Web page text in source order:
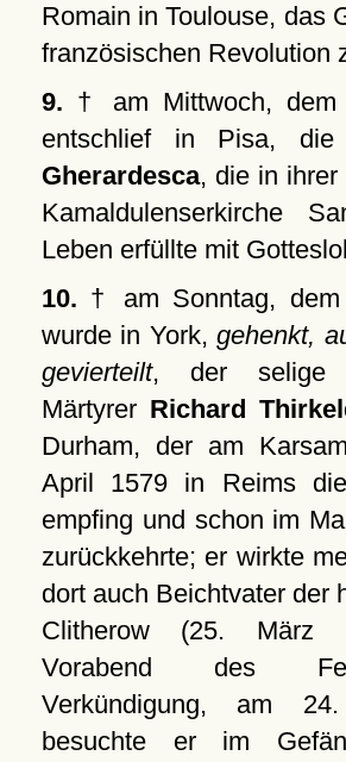
Romain in Toulouse, das
französischen Revolution
9. † am Mittwoch, dem
entschlief in Pisa, die
Gherardesca, die in ihrer
Kamaldulenserkirche
Leben erfüllte mit
10. † am Sonntag,
wurde in York,gehenkt,
gevierteilt, der selige
Märtyrer Richard
Durham, der am
April 1579 in Reims
empfing und schon im
zurückkehrte; er wirkte
dort auch Beichtvater der
Clitherow (25. März
Vorabend des
Verkündigung, am
besuchte er im